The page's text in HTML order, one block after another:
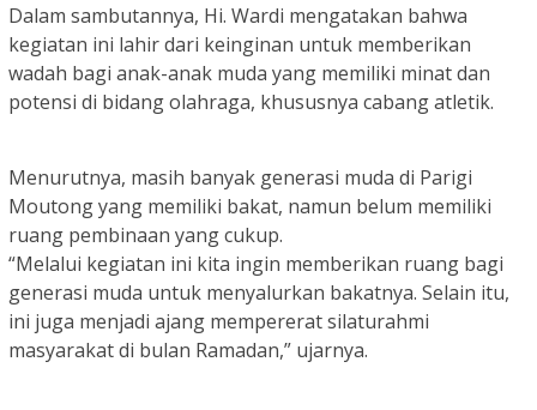
Dalam sambutannya, Hi. Wardi mengatakan bahwa
kegiatan ini lahir dari keinginan untuk memberikan
wadah bagi anak-anak muda yang memiliki minat dan
potensi di bidang olahraga, khususnya cabang atletik.
Menurutnya, masih banyak generasi muda di Parigi
Moutong yang memiliki bakat, namun belum memiliki
ruang pembinaan yang cukup.
“Melalui kegiatan ini kita ingin memberikan ruang bagi
generasi muda untuk menyalurkan bakatnya. Selain itu,
ini juga menjadi ajang mempererat silaturahmi
masyarakat di bulan Ramadan,” ujarnya.